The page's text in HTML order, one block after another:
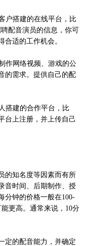
户搭建的在线平台，比
配音演员的信息，你可
合适的工作机会。
作网络视频、游戏的公
的需求。提供自己的配
搭建的合作平台，比
台上注册，并上传自己
的知名度等因素而有所
音时间、后期制作、授
分钟的价格一般在100-
更高。通常来说，10分
定的配音能力，并确定